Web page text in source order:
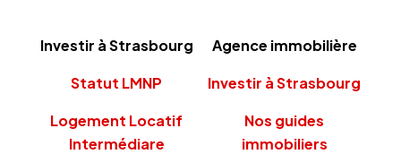
Investir à Strasbourg
Statut LMNP
Logement Locatif
Intermédiare
Agence immobilière
Investir à Strasbourg
Nos guides
immobiliers